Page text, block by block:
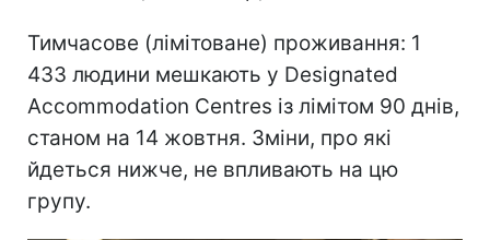
Тимчасове (лімітоване) проживання: 1
433 людини мешкають у Designated
Accommodation Centres із лімітом 90 днів,
станом на 14 жовтня. Зміни, про які
йдеться нижче, не впливають на цю
групу.